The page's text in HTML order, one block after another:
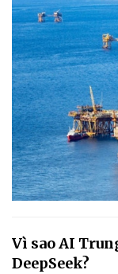
Vì sao AI
DeepSeek?